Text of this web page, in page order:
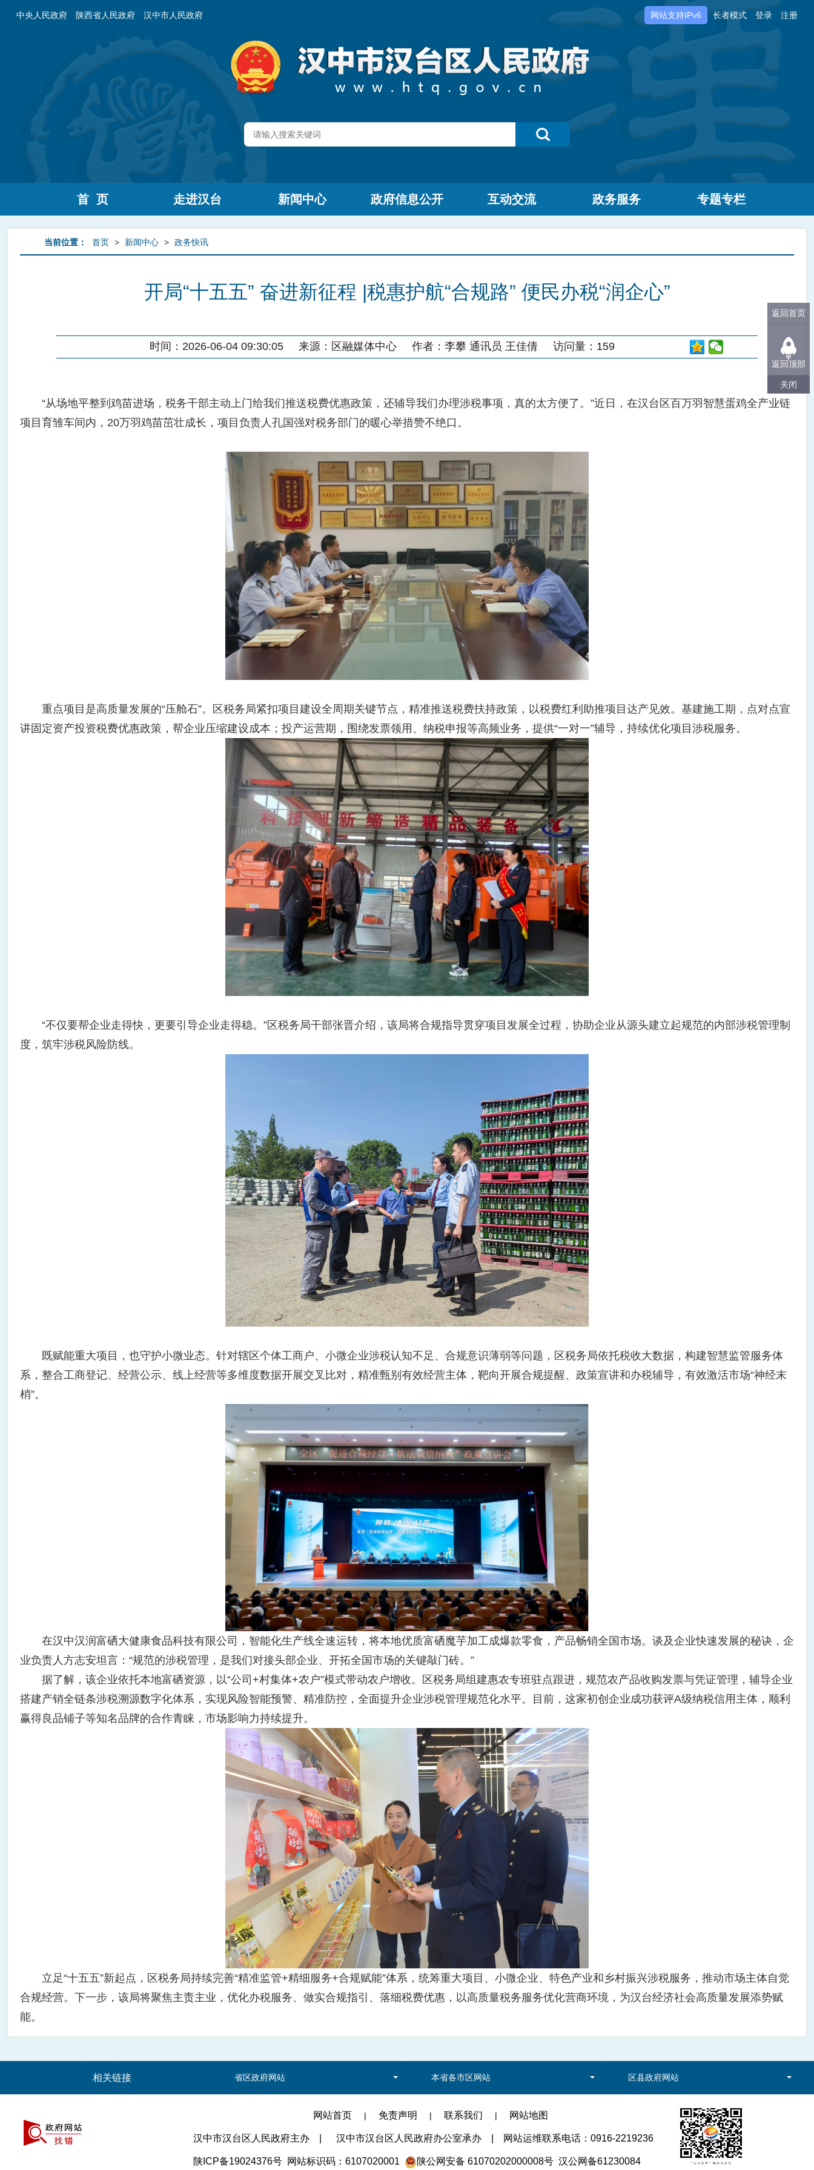
中央人民政府 陕西省人民政府 汉中市人民政府 网站支持IPv6 长者模式 登录 注册
首 页 走进汉台 新闻中心 政府信息公开 互动交流 政务服务 专题专栏
当前位置： 首页 > 新闻中心 > 政务快讯
开局“十五五” 奋进新征程 |税惠护航“合规路” 便民办税“润企心”
时间：2026-06-04 09:30:05 来源： 区融媒体中心 作者： 李攀 通讯员 王佳倩 访问量： 159
“从场地平整到鸡苗进场，税务干部主动上门给我们推送税费优惠政策，还辅导我们办理涉税事项，真的太方便了。”近日，在汉台区百万羽智慧蛋鸡全产业链
项目育雏车间内，20万羽鸡苗茁壮成长，项目负责人孔国强对税务部门的暖心举措赞不绝口。
重点项目是高质量发展的“压舱石”。区税务局紧扣项目建设全周期关键节点，精准推送税费扶持政策，以税费红利助推项目达产见效。基建施工期，点对点宣
讲固定资产投资税费优惠政策，帮企业压缩建设成本；投产运营期，围绕发票领用、纳税申报等高频业务，提供“一对一”辅导，持续优化项目涉税服务。
“不仅要帮企业走得快，更要引导企业走得稳。”区税务局干部张晋介绍，该局将合规指导贯穿项目发展全过程，协助企业从源头建立起规范的内部涉税管理制
度，筑牢涉税风险防线。
既赋能重大项目，也守护小微业态。针对辖区个体工商户、小微企业涉税认知不足、合规意识薄弱等问题，区税务局依托税收大数据，构建智慧监管服务体
系，整合工商登记、经营公示、线上经营等多维度数据开展交叉比对，精准甄别有效经营主体，靶向开展合规提醒、政策宣讲和办税辅导，有效激活市场“神经末
梢”。
在汉中汉润富硒大健康食品科技有限公司，智能化生产线全速运转，将本地优质富硒魔芋加工成爆款零食，产品畅销全国市场。谈及企业快速发展的秘诀，企
业负责人方志安坦言：“规范的涉税管理，是我们对接头部企业、开拓全国市场的关键敲门砖。”
据了解，该企业依托本地富硒资源，以“公司+村集体+农户”模式带动农户增收。区税务局组建惠农专班驻点跟进，规范农产品收购发票与凭证管理，辅导企业
搭建产销全链条涉税溯源数字化体系，实现风险智能预警、精准防控，全面提升企业涉税管理规范化水平。目前，这家初创企业成功获评A级纳税信用主体，顺利
赢得良品铺子等知名品牌的合作青睐，市场影响力持续提升。
立足“十五五”新起点，区税务局持续完善“精准监管+精细服务+合规赋能”体系，统筹重大项目、小微企业、特色产业和乡村振兴涉税服务，推动市场主体自觉
合规经营。下一步，该局将聚焦主责主业，优化办税服务、做实合规指引、落细税费优惠，以高质量税务服务优化营商环境，为汉台经济社会高质量发展添势赋
能。
相关链接 省区政府网站 本省各市区网站 区县政府网站
网站首页 | 免责声明 | 联系我们 | 网站地图
汉中市汉台区人民政府主办 汉中市汉台区人民政府办公室承办 网站运维联系电话：0916-2219236
陕ICP备19024376号 网站标识码：6107020001 陕公网安备 61070202000008号 汉公网备61230084
返回首页
返回顶部
关闭